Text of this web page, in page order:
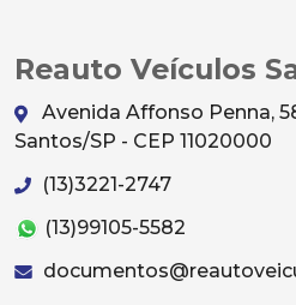
Reauto Veículos
Avenida Affonso Penna,
Santos/SP - CEP 11020000
(13)3221-2747
(13)99105-5582